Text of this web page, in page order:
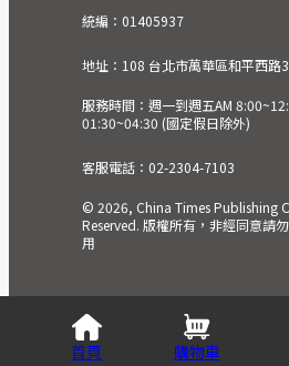
統編：01405937
地址：108 台北市萬華區和平西路
服務時間：週一到週五AM
01:30~04:30 (國定假日除外)
客服電話：02-2304-7103
© 2026, China Times Publishing
Reserved. 版權所有，非經同意請
用
首頁 購物車